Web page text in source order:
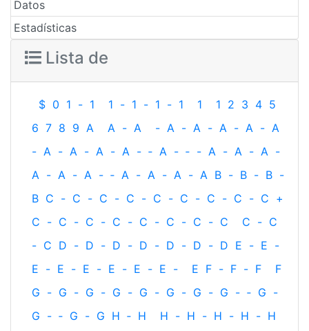
Datos
Estadísticas
Lista de
$ 0 1 - 1 1 - 1 - 1 - 1 1 1 2 3 4 5
6 7 8 9 A A - A - A - A - A - A - A
- A - A - A - A - ‐ A - ‐ - A - A - A -
A - A - A - ‐ A - A - A - A B - B - B -
B C - C - C - C - C - C - C - C - C +
C - C - C - C - C - C - C - C C - C
- C D - D - D - D - D - D - D E - E -
E - E - E - E - E - E - E F - F - F
F
G - G - G - G - G - G - G - G - ‐ G -
G - ‐ G - G H ‐ H H - H - H - H - H